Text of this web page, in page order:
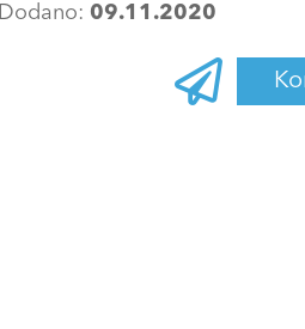
Dodano: 09.11.2020